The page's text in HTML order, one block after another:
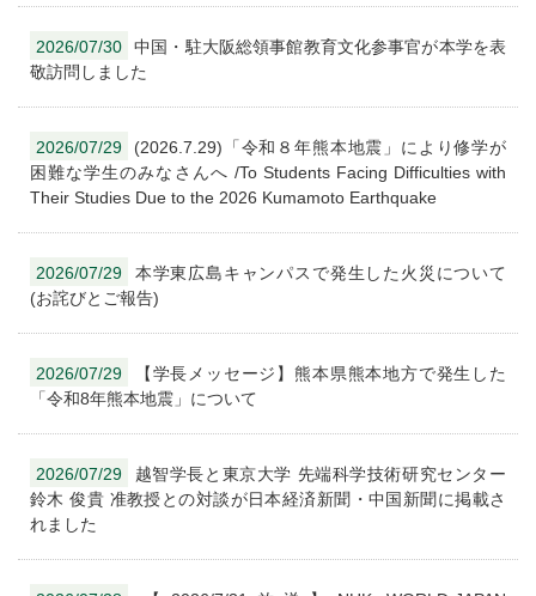
2026/07/30
中国・駐大阪総領事館教育文化参事官が本学を表
敬訪問しました
2026/07/29
(2026.7.29)「令和８年熊本地震」により修学が
困難な学生のみなさんへ /To Students Facing Difficulties with
Their Studies Due to the 2026 Kumamoto Earthquake
2026/07/29
本学東広島キャンパスで発生した火災について
(お詫びとご報告)
2026/07/29
【学長メッセージ】熊本県熊本地方で発生した
「令和8年熊本地震」について
2026/07/29
越智学長と東京大学 先端科学技術研究センター
鈴木 俊貴 准教授との対談が日本経済新聞・中国新聞に掲載さ
れました